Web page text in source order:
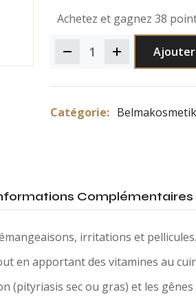
Achetez et gagnez 38
Ajouter
Catégorie: Belmakosmetik
Complémentaires
irritations et pellicules.
en apportant des vitamines au
sec ou gras) et les gênes